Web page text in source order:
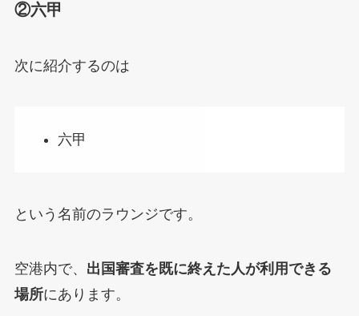
②六甲
次に紹介するのは
六甲
という名前のラウンジです。
空港内で、 出国審査を既に終えた人が利用できる
場所にあります。